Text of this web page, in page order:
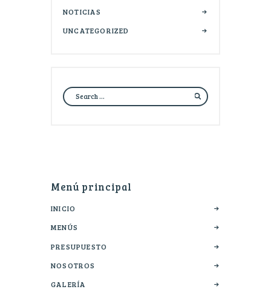
NOTICIAS
UNCATEGORIZED
Menú principal
INICIO
MENÚS
PRESUPUESTO
NOSOTROS
GALERÍA